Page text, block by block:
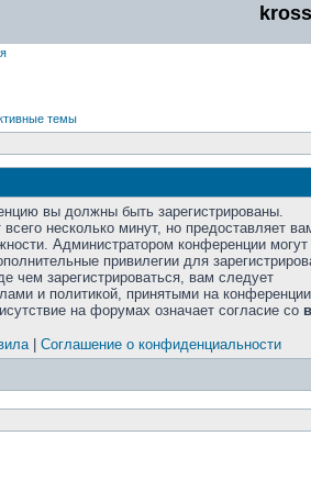
темы
вы должны быть зарегистрированы.
всего несколько минут, но предоставляет
Администратором конференции
привилегии для
чем зарегистрироваться, вам следует
и политикой, принятыми на
на форумах означает согласие со
| Соглашение о конфиденциальности